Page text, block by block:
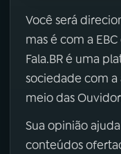
Você será
mas é com a
Fala.BR é uma
sociedade com
meio das
Sua opinião
conteúdos